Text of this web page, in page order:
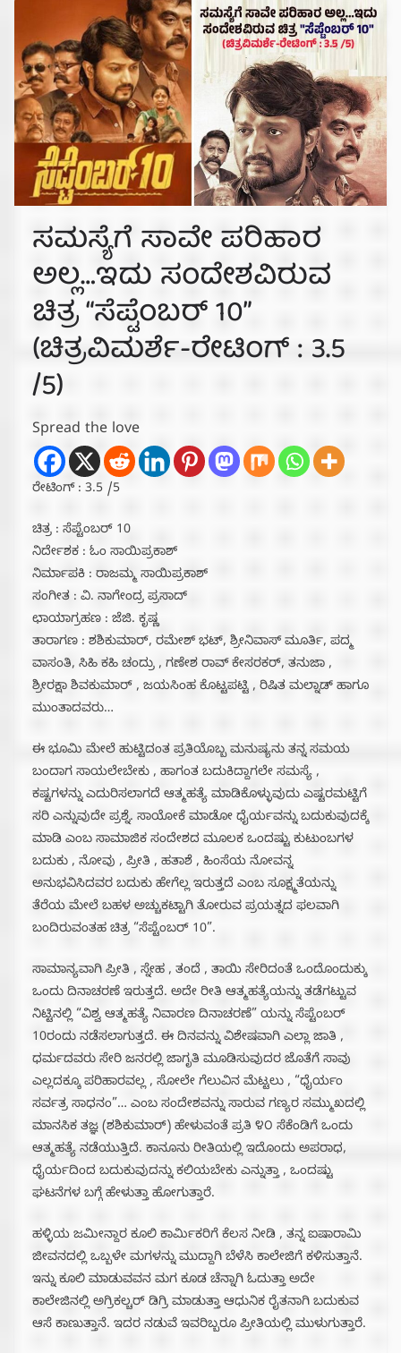
ಸಮಸ್ಯೆಗೆ ಸಾವೇ ಪರಿಹಾರ
ಅಲ್ಲ…ಇದು ಸಂದೇಶವಿರುವ
ಚಿತ್ರ “ಸೆಪ್ಟೆಂಬರ್ 10”
(ಚಿತ್ರವಿಮರ್ಶೆ-ರೇಟಿಂಗ್ : 3.5
/5)
Spread the love
ರೇಟಿಂಗ್ : 3.5 /5
ಚಿತ್ರ : ಸೆಪ್ಟೆಂಬರ್ 10
ನಿರ್ದೇಶಕ : ಓಂ ಸಾಯಿಪ್ರಕಾಶ್
ನಿರ್ಮಾಪಕಿ : ರಾಜಮ್ಮ ಸಾಯಿಪ್ರಕಾಶ್
ಸಂಗೀತ : ವಿ. ನಾಗೇಂದ್ರ ಪ್ರಸಾದ್
ಛಾಯಾಗ್ರಹಣ : ಜೆಜಿ. ಕೃಷ್ಣ
ತಾರಾಗಣ : ಶಶಿಕುಮಾರ್, ರಮೇಶ್ ಭಟ್, ಶ್ರೀನಿವಾಸ್ ಮೂರ್ತಿ, ಪದ್ಮ
ವಾಸಂತಿ, ಸಿಹಿ ಕಹಿ ಚಂದ್ರು , ಗಣೇಶ ರಾವ್ ಕೇಸರಕರ್, ತನುಜಾ ,
ಶ್ರೀರಕ್ಷಾ ಶಿವಕುಮಾರ್ , ಜಯಸಿಂಹ ಕೊಟ್ಟಪಟ್ಟಿ , ರಿಷಿತ ಮಲ್ನಾಡ್ ಹಾಗೂ
ಮುಂತಾದವರು…
ಈ ಭೂಮಿ ಮೇಲೆ ಹುಟ್ಟಿದಂತ ಪ್ರತಿಯೊಬ್ಬ ಮನುಷ್ಯನು ತನ್ನ ಸಮಯ
ಬಂದಾಗ ಸಾಯಲೇಬೇಕು , ಹಾಗಂತ ಬದುಕಿದ್ದಾಗಲೇ ಸಮಸ್ಯೆ ,
ಕಷ್ಟಗಳನ್ನು ಎದುರಿಸಲಾಗದೆ ಆತ್ಮಹತ್ಯೆ ಮಾಡಿಕೊಳ್ಳುವುದು ಎಷ್ಟರಮಟ್ಟಿಗೆ
ಸರಿ ಎನ್ನುವುದೇ ಪ್ರಶ್ನೆ. ಸಾಯೋಕೆ ಮಾಡೋ ಧೈರ್ಯವನ್ನು ಬದುಕುವುದಕ್ಕೆ
ಮಾಡಿ ಎಂಬ ಸಾಮಾಜಿಕ ಸಂದೇಶದ ಮೂಲಕ ಒಂದಷ್ಟು ಕುಟುಂಬಗಳ
ಬದುಕು , ನೋವು , ಪ್ರೀತಿ , ಹತಾಶೆ , ಹಿಂಸೆಯ ನೋವನ್ನ
ಅನುಭವಿಸಿದವರ ಬದುಕು ಹೇಗೆಲ್ಲ ಇರುತ್ತದೆ ಎಂಬ ಸೂಕ್ಷ್ಮತೆಯನ್ನು
ತೆರೆಯ ಮೇಲೆ ಬಹಳ ಅಚ್ಚುಕಟ್ಟಾಗಿ ತೋರುವ ಪ್ರಯತ್ನದ ಫಲವಾಗಿ
ಬಂದಿರುವಂತಹ ಚಿತ್ರ “ಸೆಪ್ಟೆಂಬರ್ 10”.
ಸಾಮಾನ್ಯವಾಗಿ ಪ್ರೀತಿ , ಸ್ನೇಹ , ತಂದೆ , ತಾಯಿ ಸೇರಿದಂತೆ ಒಂದೊಂದುಕ್ಕು
ಒಂದು ದಿನಾಚರಣೆ ಇರುತ್ತದೆ. ಅದೇ ರೀತಿ ಆತ್ಮಹತ್ಯೆಯನ್ನು ತಡೆಗಟ್ಟುವ
ನಿಟ್ಟಿನಲ್ಲಿ “ವಿಶ್ವ ಆತ್ಮಹತ್ಯೆ ನಿವಾರಣ ದಿನಾಚರಣೆ” ಯನ್ನು ಸೆಪ್ಟೆಂಬರ್
10ರಂದು ನಡೆಸಲಾಗುತ್ತದೆ. ಈ ದಿನವನ್ನು ವಿಶೇಷವಾಗಿ ಎಲ್ಲಾ ಜಾತಿ ,
ಧರ್ಮದವರು ಸೇರಿ ಜನರಲ್ಲಿ ಜಾಗೃತಿ ಮೂಡಿಸುವುದರ ಜೊತೆಗೆ ಸಾವು
ಎಲ್ಲದಕ್ಕೂ ಪರಿಹಾರವಲ್ಲ , ಸೋಲೇ ಗೆಲುವಿನ ಮೆಟ್ಟಲು , “ಧೈರ್ಯಂ
ಸರ್ವತ್ರ ಸಾಧನಂ”… ಎಂಬ ಸಂದೇಶವನ್ನು ಸಾರುವ ಗಣ್ಯರ ಸಮ್ಮುಖದಲ್ಲಿ
ಮಾನಸಿಕ ತಜ್ಞ (ಶಶಿಕುಮಾರ್) ಹೇಳುವಂತೆ ಪ್ರತಿ ೪೦ ಸೆಕೆಂಡಿಗೆ ಒಂದು
ಆತ್ಮಹತ್ಯೆ ನಡೆಯುತ್ತಿದೆ. ಕಾನೂನು ರೀತಿಯಲ್ಲಿ ಇದೊಂದು ಅಪರಾಧ,
ಧೈರ್ಯದಿಂದ ಬದುಕುವುದನ್ನು ಕಲಿಯಬೇಕು ಎನ್ನುತ್ತಾ , ಒಂದಷ್ಟು
ಘಟನೆಗಳ ಬಗ್ಗೆ ಹೇಳುತ್ತಾ ಹೋಗುತ್ತಾರೆ.
ಹಳ್ಳಿಯ ಜಮೀನ್ದಾರ ಕೂಲಿ ಕಾರ್ಮಿಕರಿಗೆ ಕೆಲಸ ನೀಡಿ , ತನ್ನ ಐಷಾರಾಮಿ
ಜೀವನದಲ್ಲಿ ಒಬ್ಬಳೇ ಮಗಳನ್ನು ಮುದ್ದಾಗಿ ಬೆಳೆಸಿ ಕಾಲೇಜಿಗೆ ಕಳಿಸುತ್ತಾನೆ.
ಇನ್ನು ಕೂಲಿ ಮಾಡುವವನ ಮಗ ಕೂಡ ಚೆನ್ನಾಗಿ ಓದುತ್ತಾ ಅದೇ
ಕಾಲೇಜಿನಲ್ಲಿ ಅಗ್ರಿಕಲ್ಚರ್ ಡಿಗ್ರಿ ಮಾಡುತ್ತಾ ಆಧುನಿಕ ರೈತನಾಗಿ ಬದುಕುವ
ಆಸೆ ಕಾಣುತ್ತಾನೆ. ಇದರ ನಡುವೆ ಇವರಿಬ್ಬರೂ ಪ್ರೀತಿಯಲ್ಲಿ ಮುಳುಗುತ್ತಾರೆ.